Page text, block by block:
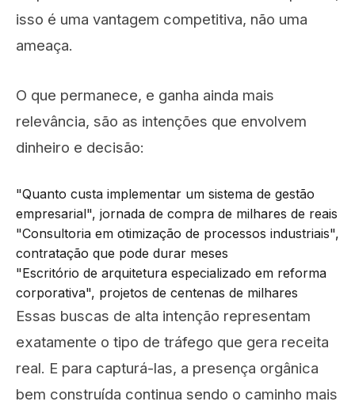
isso é uma vantagem competitiva, não uma
ameaça.
O que permanece, e ganha ainda mais
relevância, são as intenções que envolvem
dinheiro e decisão:
"Quanto custa implementar um sistema de gestão
empresarial", jornada de compra de milhares de reais
"Consultoria em otimização de processos industriais",
contratação que pode durar meses
"Escritório de arquitetura especializado em reforma
corporativa", projetos de centenas de milhares
Essas buscas de alta intenção representam
exatamente o tipo de tráfego que gera receita
real. E para capturá-las, a presença orgânica
bem construída continua sendo o caminho mais